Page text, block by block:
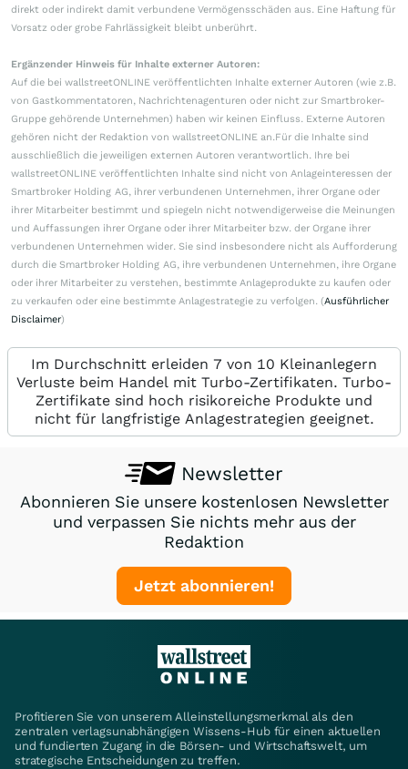
direkt oder indirekt damit verbundene Vermögensschäden aus. Eine Haftung für
Vorsatz oder grobe Fahrlässigkeit bleibt unberührt.
Ergänzender Hinweis für Inhalte externer Autoren:
Auf die bei wallstreetONLINE veröffentlichten Inhalte externer Autoren (wie z.B.
von Gastkommentatoren, Nachrichtenagenturen oder nicht zur Smartbroker-
Gruppe gehörende Unternehmen) haben wir keinen Einfluss. Externe Autoren
gehören nicht der Redaktion von wallstreetONLINE an.Für die Inhalte sind
ausschließlich die jeweiligen externen Autoren verantwortlich. Ihre bei
wallstreetONLINE veröffentlichten Inhalte sind nicht von Anlageinteressen der
Smartbroker Holding AG, ihrer verbundenen Unternehmen, ihrer Organe oder
ihrer Mitarbeiter bestimmt und spiegeln nicht notwendigerweise die Meinungen
und Auffassungen ihrer Organe oder ihrer Mitarbeiter bzw. der Organe ihrer
verbundenen Unternehmen wider. Sie sind insbesondere nicht als Aufforderung
durch die Smartbroker Holding AG, ihre verbundenen Unternehmen, ihre Organe
oder ihrer Mitarbeiter zu verstehen, bestimmte Anlageprodukte zu kaufen oder
zu verkaufen oder eine bestimmte Anlagestrategie zu verfolgen. (Ausführlicher
Disclaimer)
Im Durchschnitt erleiden 7 von 10 Kleinanlegern
Verluste beim Handel mit Turbo-Zertifikaten. Turbo-
Zertifikate sind hoch risikoreiche Produkte und
nicht für langfristige Anlagestrategien geeignet.
Newsletter
Abonnieren Sie unsere kostenlosen Newsletter
und verpassen Sie nichts mehr aus der
Redaktion
Jetzt abonnieren!
Profitieren Sie von unserem Alleinstellungsmerkmal als den
zentralen verlagsunabhängigen Wissens-Hub für einen aktuellen
und fundierten Zugang in die Börsen- und Wirtschaftswelt, um
strategische Entscheidungen zu treffen.